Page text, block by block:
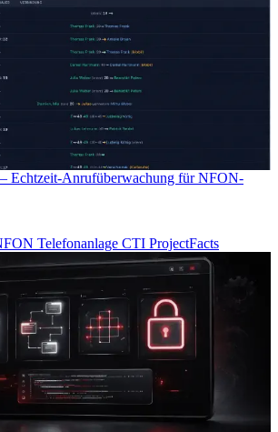
Echtzeit-Anrufüberwachung für NFON-
Telefonanlage CTI ProjectFacts